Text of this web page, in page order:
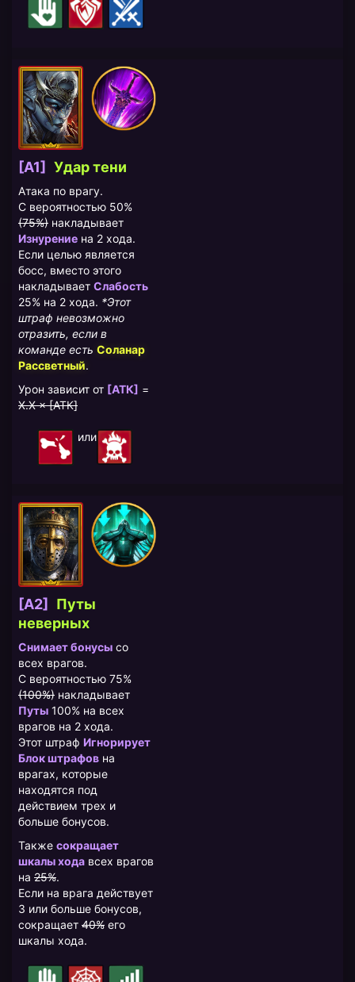
[A1] Удар тени
Атака по врагу.
С вероятностью 50%
(75%) накладывает
Изнурение на 2 хода.
Если целью является
босс, вместо этого
накладывает Слабость
25% на 2 хода. *Этот
штраф невозможно
отразить, если в
команде есть Соланар
Рассветный.
Урон зависит от [АТК] =
X.X × [АТК]
или
[A2] Путы
неверных
Снимает бонусы со
всех врагов.
С вероятностью 75%
(100%) накладывает
Путы 100% на всех
врагов на 2 хода.
Этот штраф Игнорирует
Блок штрафов на
врагах, которые
находятся под
действием трех и
больше бонусов.
Также сокращает
шкалы хода всех врагов
на 25%.
Если на врага действует
3 или больше бонусов,
сокращает 40% его
шкалы хода.